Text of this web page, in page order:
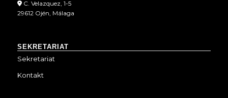
C. Velazquez, 1-5
29612 Ojén, Málaga
SEKRETARIAT
Sekretariat
Kontakt